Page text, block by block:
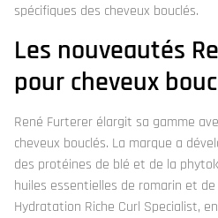
spécifiques des cheveux bouclés.
Les nouveautés
pour cheveux
René Furterer élargit sa gamme
cheveux bouclés. La marque a
des protéines de blé et de la
huiles essentielles de romarin et
Hydratation Riche Curl Specialist,